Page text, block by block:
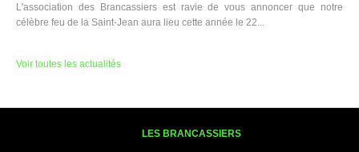
L'association des Brancassiers est ravie de vous annoncer que notre
célèbre feu de la Saint-Jean aura lieu cette année le 22...
Voir toutes les actualités
LES BRANCASSIERS